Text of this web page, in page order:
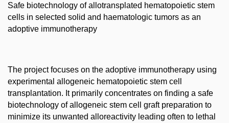
Safe biotechnology of allotransplated hematopoietic stem
cells in selected solid and haematologic tumors as an
adoptive immunotherapy
The project focuses on the adoptive immunotherapy using
experimental allogeneic hematopoietic stem cell
transplantation. It primarily concentrates on finding a safe
biotechnology of allogeneic stem cell graft preparation to
minimize its unwanted alloreactivity leading often to lethal